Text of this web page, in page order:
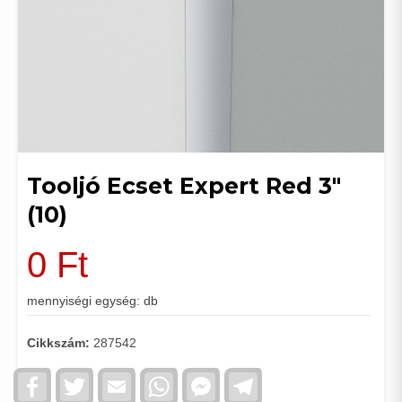
Tooljó Ecset Expert Red 3"
(10)
0 Ft
mennyiségi egység: db
Cikkszám: 287542
FacebookTwitter Email WhatsAppFacebook
Messenger